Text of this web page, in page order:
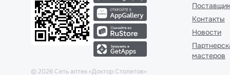
© 2026 Сеть аптек «Доктор Столетов»
Контакты
Новости
мастеров